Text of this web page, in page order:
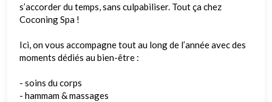
s’accorder du temps, sans culpabiliser. Tout ça chez
Coconing Spa !
Ici, on vous accompagne tout au long de l’année avec des
moments dédiés au bien-être :
- soins du corps
- hammam & massages